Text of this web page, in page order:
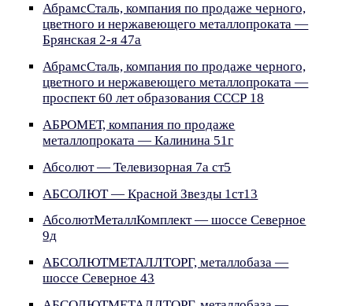
АбрамсСталь, компания по продаже черного,
цветного и нержавеющего металлопроката —
Брянская 2-я 47а
АбрамсСталь, компания по продаже черного,
цветного и нержавеющего металлопроката —
проспект 60 лет образования СССР 18
АБРОМЕТ, компания по продаже
металлопроката — Калинина 51г
Абсолют — Телевизорная 7а ст5
АБСОЛЮТ — Красной Звезды 1ст13
АбсолютМеталлКомплект — шоссе Северное
9д
АБСОЛЮТМЕТАЛЛТОРГ, металлобаза —
шоссе Северное 43